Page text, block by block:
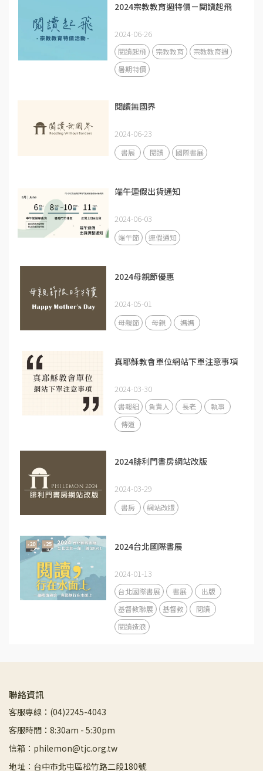
2024宗教教育週特價－閱讀起飛
2024-06-26
閱讀起飛 宗教教育
宗教教育週
暑期特價
閱讀無國界
2024-06-23
書展 閱讀 國際書展
端午連假出貨通知
2024-06-03
端午節 連假通知
2024母親節優惠
2024-05-01
母親節 母親 媽媽
真耶穌教會單位網站下單注意事項
2024-03-30
書報組 負責人 長老
執事
傳道
2024腓利門書房網站改版
2024-03-29
書房 網站改版
2024台北國際書展
2024-01-13
台北國際書展 書展
出版
基督教聯展
基督教
閱讀
閱讀造浪
聯絡資訊
客服專線：(04)2245-4043
客服時間：8:30am - 5:30pm
信箱：philemon@tjc.org.tw
地址：台中市北屯區松竹路二段180號